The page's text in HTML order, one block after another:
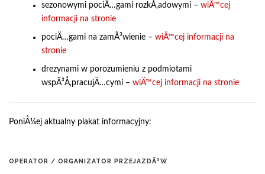
sezonowymi pociÄ…gami rozkÅ‚adowymi – wiÄ™cej
informacji na stronie
pociÄ…gami na zamÃ³wienie – wiÄ™cej informacji na
stronie
drezynami w porozumieniu z podmiotami
wspÃ³Å‚pracujÄ…cymi – wiÄ™cej informacji na stronie
PoniÅ¼ej aktualny plakat informacyjny:
OPERATOR / ORGANIZATOR PRZEJAZDÃ³W